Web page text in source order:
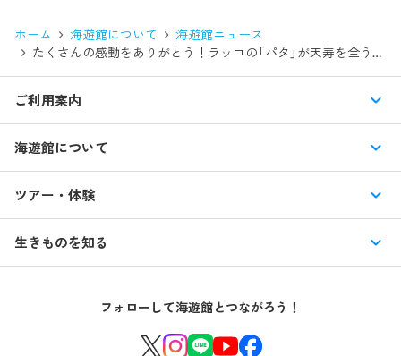
ホーム 海遊館について
海遊館ニュース
たくさんの感動をありがとう！ラッコの「パタ」が天寿を全うしました
ご利用案内
入館料・その他チケット
交通アクセス・駐車場
館内情報
よくある質問・お問い合わせ
海遊館について
特別企画展
はじめての海遊館
ツアー・体験
海遊館ガイドツアー
音声ガイド / 海遊館探検隊 すたんぷノート
生きものたちのお食事タイム
生きものを知る
環境保全への取り組みフォローして海遊館とつながろう！